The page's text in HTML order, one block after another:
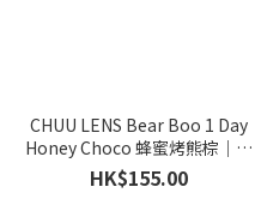
CHUU LENS Bear Boo 1 Day
Honey Choco 蜂蜜烤熊棕｜日
抛彩妆隐形眼镜｜每盒10片
HK$155.00